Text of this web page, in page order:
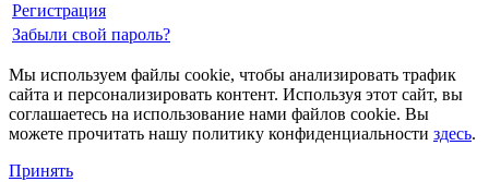
Регистрация
Забыли свой пароль?
Мы используем файлы cookie, чтобы анализировать трафик
сайта и персонализировать контент. Используя этот сайт, вы
соглашаетесь на использование нами файлов cookie. Вы
можете прочитать нашу политику конфиденциальности здесь.
Принять